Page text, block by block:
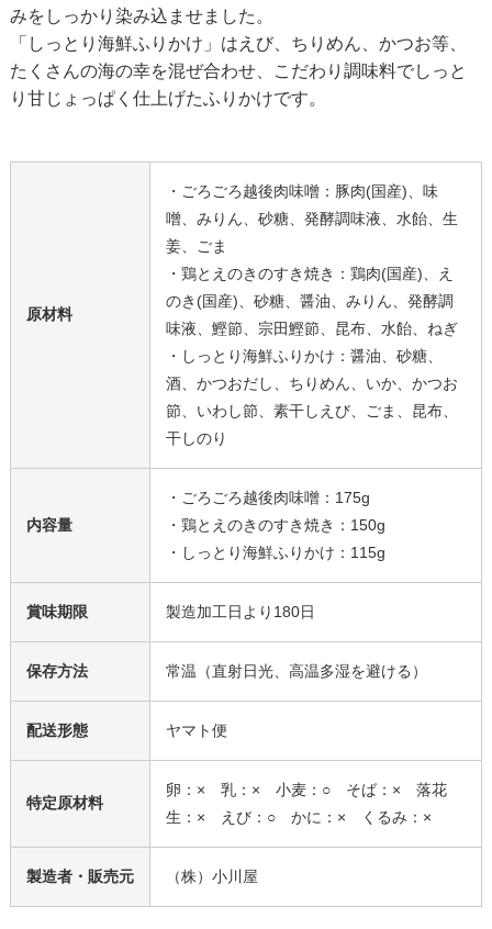
みをしっかり染み込ませました。
「しっとり海鮮ふりかけ」はえび、ちりめん、かつお等、
たくさんの海の幸を混ぜ合わせ、こだわり調味料でしっと
り甘じょっぱく仕上げたふりかけです。
原材料
・ごろごろ越後肉味噌：豚肉(国産)、味
噌、みりん、砂糖、発酵調味液、水飴、生
姜、ごま
・鶏とえのきのすき焼き：鶏肉(国産)、え
のき(国産)、砂糖、醤油、みりん、発酵調
味液、鰹節、宗田鰹節、昆布、水飴、ねぎ
・しっとり海鮮ふりかけ：醤油、砂糖、
酒、かつおだし、ちりめん、いか、かつお
節、いわし節、素干しえび、ごま、昆布、
干しのり
内容量
・ごろごろ越後肉味噌：175g
・鶏とえのきのすき焼き：150g
・しっとり海鮮ふりかけ：115g
賞味期限 製造加工日より180日
保存方法 常温（直射日光、高温多湿を避ける）
配送形態 ヤマト便
特定原材料
卵：× 乳：× 小麦：○ そば：× 落花
生：× えび：○ かに：× くるみ：×
製造者・販売元 （株）小川屋